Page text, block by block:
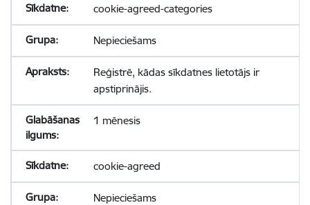
cookie-agreed-categories
Nepieciešams
Reģistrē, kādas sīkdatnes lietotājs ir
apstiprinājis.
1 mēnesis
cookie-agreed
Nepieciešams